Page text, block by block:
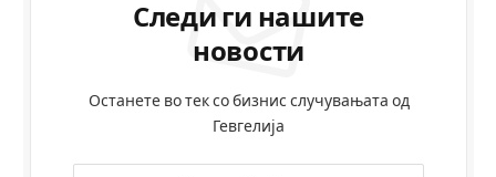
Следи ги нашите
новости
Останете во тек со бизнис случувањата од
Гевгелија